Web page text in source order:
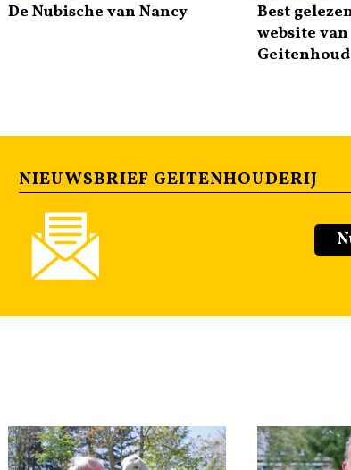
De Nubische van Nancy
Best
website van
NIEUWSBRIEF GEITENHOUDERIJ